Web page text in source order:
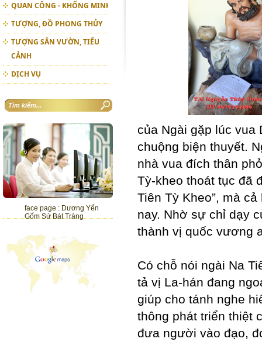
QUAN CÔNG - KHỔNG MINH
TƯỢNG, ĐỒ PHONG THỦY
TƯỢNG SÂN VƯỜN, TIỂU
CẢNH
DỊCH VỤ
face page : Dương Yến
Gốm Sứ Bát Tràng
của Ngài gặp lúc vua
chuộng biện thuyết.
nhà vua đích thân
Tỳ-kheo thoát tục đã
Tiên Tỳ Kheo”, mà
nay. Nhờ sự chỉ dạy
thành vị quốc vương
Có chỗ nói ngài Na
tả vị La-hán đang
giúp cho tánh nghe
thông phát triển thiệt
đưa người vào đạo,